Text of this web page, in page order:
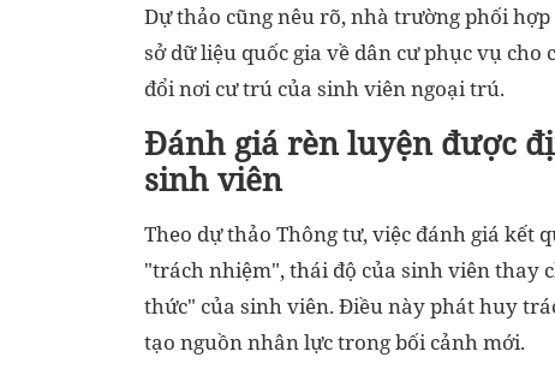
Dự thảo cũng nêu rõ, nhà trường phối
sở dữ liệu quốc gia về dân cư phục vụ
đổi nơi cư trú của sinh viên ngoại trú.
Đánh giá rèn luyện được
sinh viên
Theo dự thảo Thông tư, việc đánh giá kết
"trách nhiệm", thái độ của sinh viên thay
thức" của sinh viên. Điều này phát huy
tạo nguồn nhân lực trong bối cảnh mới.